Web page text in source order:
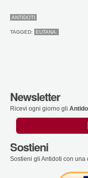
ANTIDOTI
TAGGED: EUTANA.
Newsletter
Ricevi ogni giorno gli
Sostieni
Sostieni gli Antidoti con una